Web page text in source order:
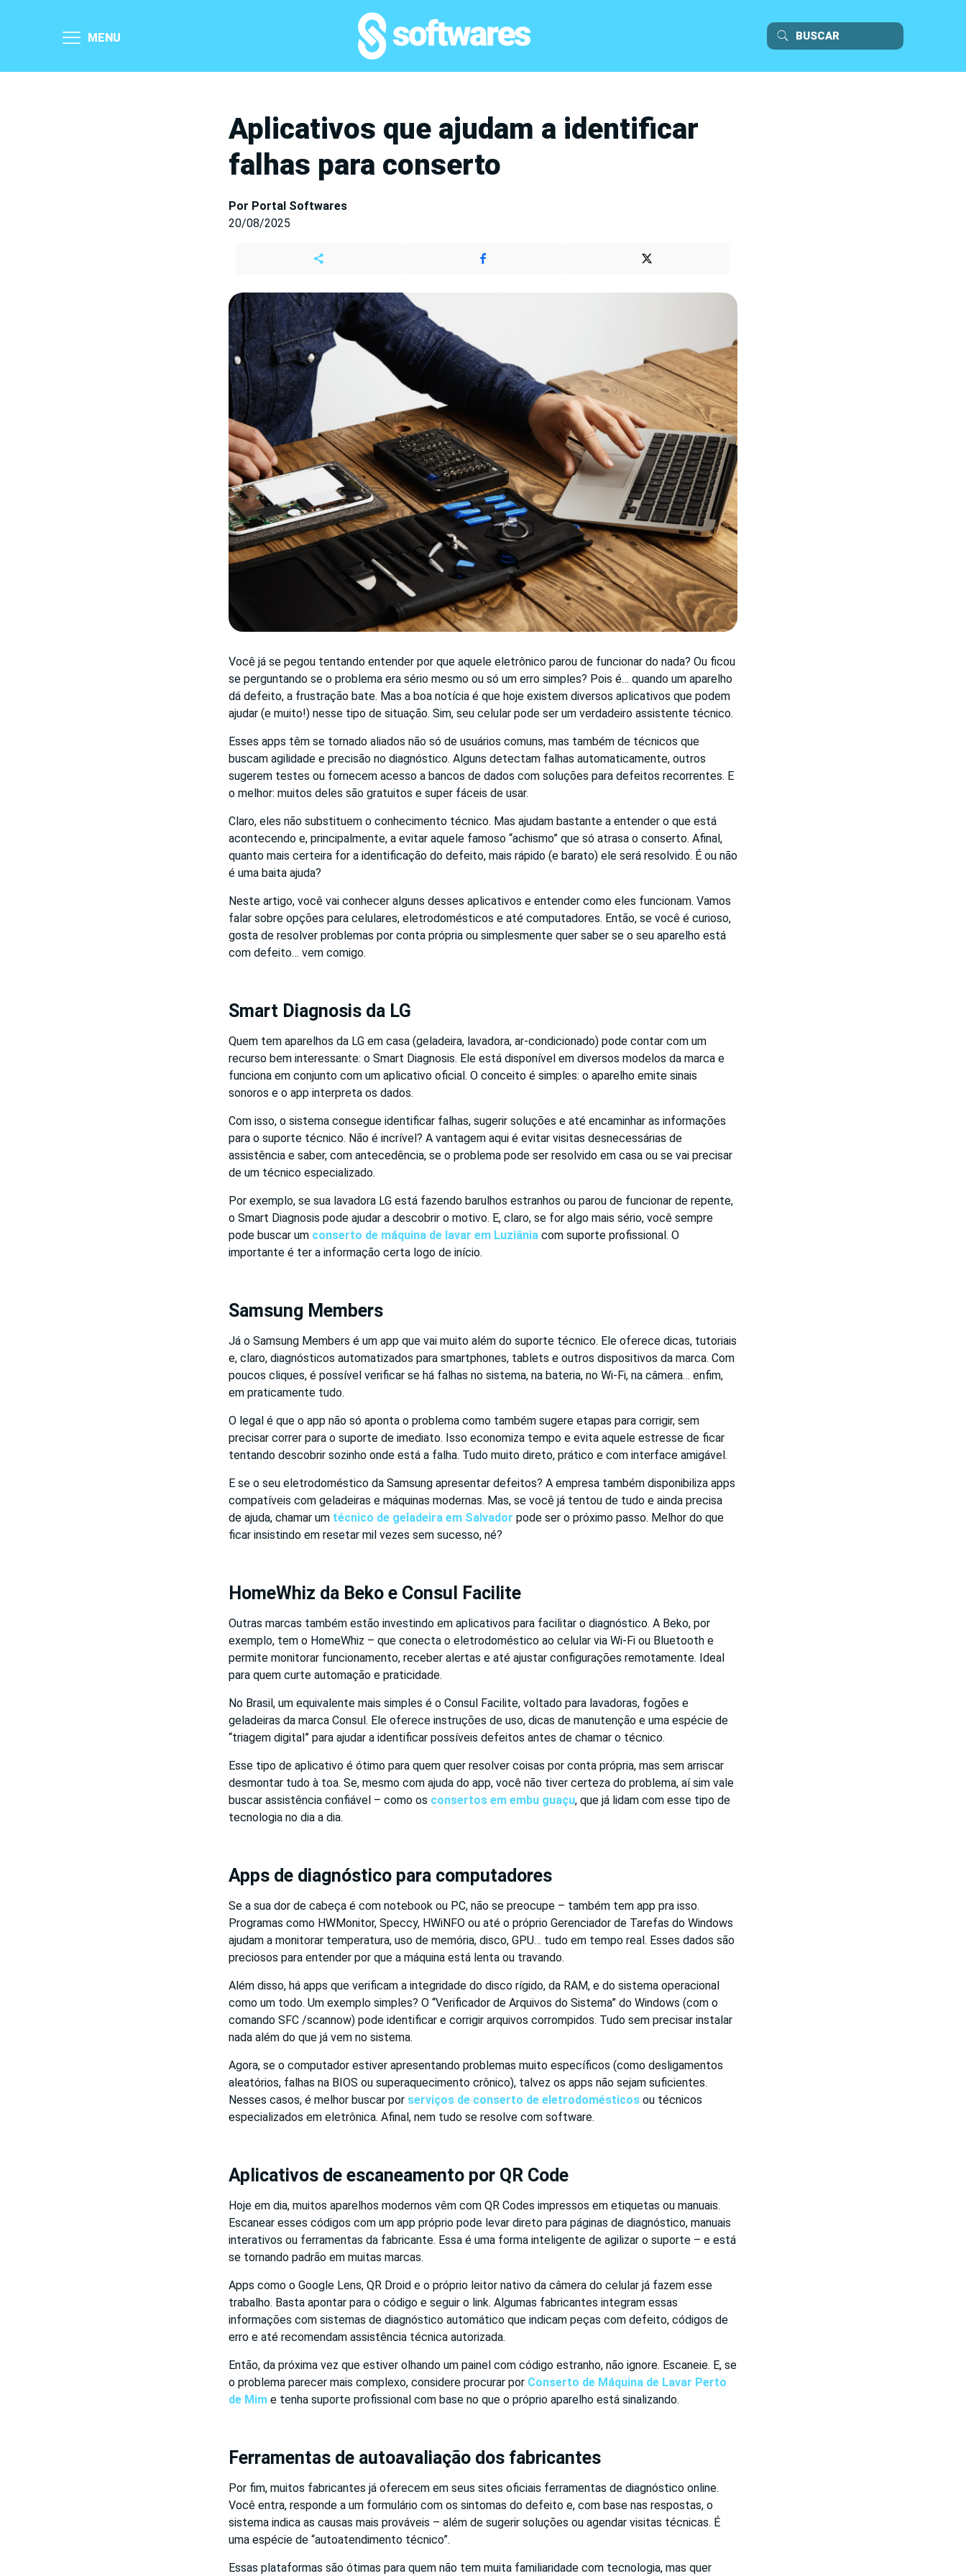
MENU
Aplicativos que ajudam a identificar
falhas para conserto
Por Portal Softwares
20/08/2025
Você já se pegou tentando entender por que aquele eletrônico parou de funcionar do nada? Ou ficou
se perguntando se o problema era sério mesmo ou só um erro simples? Pois é… quando um aparelho
dá defeito, a frustração bate. Mas a boa notícia é que hoje existem diversos aplicativos que podem
ajudar (e muito!) nesse tipo de situação. Sim, seu celular pode ser um verdadeiro assistente técnico.
Esses apps têm se tornado aliados não só de usuários comuns, mas também de técnicos que
buscam agilidade e precisão no diagnóstico. Alguns detectam falhas automaticamente, outros
sugerem testes ou fornecem acesso a bancos de dados com soluções para defeitos recorrentes. E
o melhor: muitos deles são gratuitos e super fáceis de usar.
Claro, eles não substituem o conhecimento técnico. Mas ajudam bastante a entender o que está
acontecendo e, principalmente, a evitar aquele famoso “achismo” que só atrasa o conserto. Afinal,
quanto mais certeira for a identificação do defeito, mais rápido (e barato) ele será resolvido. É ou não
é uma baita ajuda?
Neste artigo, você vai conhecer alguns desses aplicativos e entender como eles funcionam. Vamos
falar sobre opções para celulares, eletrodomésticos e até computadores. Então, se você é curioso,
gosta de resolver problemas por conta própria ou simplesmente quer saber se o seu aparelho está
com defeito… vem comigo.
Smart Diagnosis da LG
Quem tem aparelhos da LG em casa (geladeira, lavadora, ar-condicionado) pode contar com um
recurso bem interessante: o Smart Diagnosis. Ele está disponível em diversos modelos da marca e
funciona em conjunto com um aplicativo oficial. O conceito é simples: o aparelho emite sinais
sonoros e o app interpreta os dados.
Com isso, o sistema consegue identificar falhas, sugerir soluções e até encaminhar as informações
para o suporte técnico. Não é incrível? A vantagem aqui é evitar visitas desnecessárias de
assistência e saber, com antecedência, se o problema pode ser resolvido em casa ou se vai precisar
de um técnico especializado.
Por exemplo, se sua lavadora LG está fazendo barulhos estranhos ou parou de funcionar de repente,
o Smart Diagnosis pode ajudar a descobrir o motivo. E, claro, se for algo mais sério, você sempre
pode buscar um conserto de máquina de lavar em Luziânia com suporte profissional. O
importante é ter a informação certa logo de início.
Samsung Members
Já o Samsung Members é um app que vai muito além do suporte técnico. Ele oferece dicas, tutoriais
e, claro, diagnósticos automatizados para smartphones, tablets e outros dispositivos da marca. Com
poucos cliques, é possível verificar se há falhas no sistema, na bateria, no Wi-Fi, na câmera… enfim,
em praticamente tudo.
O legal é que o app não só aponta o problema como também sugere etapas para corrigir, sem
precisar correr para o suporte de imediato. Isso economiza tempo e evita aquele estresse de ficar
tentando descobrir sozinho onde está a falha. Tudo muito direto, prático e com interface amigável.
E se o seu eletrodoméstico da Samsung apresentar defeitos? A empresa também disponibiliza apps
compatíveis com geladeiras e máquinas modernas. Mas, se você já tentou de tudo e ainda precisa
de ajuda, chamar um técnico de geladeira em Salvador pode ser o próximo passo. Melhor do que
ficar insistindo em resetar mil vezes sem sucesso, né?
HomeWhiz da Beko e Consul Facilite
Outras marcas também estão investindo em aplicativos para facilitar o diagnóstico. A Beko, por
exemplo, tem o HomeWhiz – que conecta o eletrodoméstico ao celular via Wi-Fi ou Bluetooth e
permite monitorar funcionamento, receber alertas e até ajustar configurações remotamente. Ideal
para quem curte automação e praticidade.
No Brasil, um equivalente mais simples é o Consul Facilite, voltado para lavadoras, fogões e
geladeiras da marca Consul. Ele oferece instruções de uso, dicas de manutenção e uma espécie de
“triagem digital” para ajudar a identificar possíveis defeitos antes de chamar o técnico.
Esse tipo de aplicativo é ótimo para quem quer resolver coisas por conta própria, mas sem arriscar
desmontar tudo à toa. Se, mesmo com ajuda do app, você não tiver certeza do problema, aí sim vale
buscar assistência confiável – como os consertos em embu guaçu, que já lidam com esse tipo de
tecnologia no dia a dia.
Apps de diagnóstico para computadores
Se a sua dor de cabeça é com notebook ou PC, não se preocupe – também tem app pra isso.
Programas como HWMonitor, Speccy, HWiNFO ou até o próprio Gerenciador de Tarefas do Windows
ajudam a monitorar temperatura, uso de memória, disco, GPU… tudo em tempo real. Esses dados são
preciosos para entender por que a máquina está lenta ou travando.
Além disso, há apps que verificam a integridade do disco rígido, da RAM, e do sistema operacional
como um todo. Um exemplo simples? O “Verificador de Arquivos do Sistema” do Windows (com o
comando SFC /scannow) pode identificar e corrigir arquivos corrompidos. Tudo sem precisar instalar
nada além do que já vem no sistema.
Agora, se o computador estiver apresentando problemas muito específicos (como desligamentos
aleatórios, falhas na BIOS ou superaquecimento crônico), talvez os apps não sejam suficientes.
Nesses casos, é melhor buscar por serviços de conserto de eletrodomésticos ou técnicos
especializados em eletrônica. Afinal, nem tudo se resolve com software.
Aplicativos de escaneamento por QR Code
Hoje em dia, muitos aparelhos modernos vêm com QR Codes impressos em etiquetas ou manuais.
Escanear esses códigos com um app próprio pode levar direto para páginas de diagnóstico, manuais
interativos ou ferramentas da fabricante. Essa é uma forma inteligente de agilizar o suporte – e está
se tornando padrão em muitas marcas.
Apps como o Google Lens, QR Droid e o próprio leitor nativo da câmera do celular já fazem esse
trabalho. Basta apontar para o código e seguir o link. Algumas fabricantes integram essas
informações com sistemas de diagnóstico automático que indicam peças com defeito, códigos de
erro e até recomendam assistência técnica autorizada.
Então, da próxima vez que estiver olhando um painel com código estranho, não ignore. Escaneie. E, se
o problema parecer mais complexo, considere procurar por Conserto de Máquina de Lavar Perto
de Mim e tenha suporte profissional com base no que o próprio aparelho está sinalizando.
Ferramentas de autoavaliação dos fabricantes
Por fim, muitos fabricantes já oferecem em seus sites oficiais ferramentas de diagnóstico online.
Você entra, responde a um formulário com os sintomas do defeito e, com base nas respostas, o
sistema indica as causas mais prováveis – além de sugerir soluções ou agendar visitas técnicas. É
uma espécie de “autoatendimento técnico”.
Essas plataformas são ótimas para quem não tem muita familiaridade com tecnologia, mas quer